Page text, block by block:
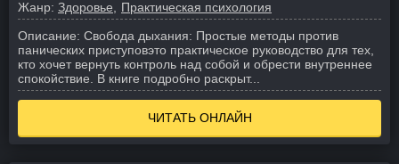
Жанр: Здоровье
Практическая психология
Описание: Свобода дыхания: Простые методы против
панических приступовэто практическое руководство для тех,
кто хочет вернуть контроль над собой и обрести внутреннее
спокойствие. В книге подробно раскрыт...
ЧИТАТЬ ОНЛАЙН